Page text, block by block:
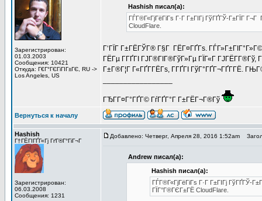
Зарегистрирован:
01.03.2003
Сообщения: 10421
Откуда: Г€Г°ГЄГіГІГ±ГЄ, RU ->
Los Angeles, US
Hashish писал(а):
ГЃГ®Г«ГјГёГіГѕ Г·Г Г±ГІГј ГўГҐГЎ-Г±ГЇГ
CloudFlare.
Г‘ГЇГ Г±ГЁГЎГ® Г§Г ГЁГ¤ГҐГѕ.
ГЁГµ Г­ГҐГІ ГЈГ®ГІГ®ГўГ»Гµ ГЇГ«Г
Г±Г®Г¦Г Г«ГҐГ­ГЁГѕ, Г­ГҐГІ ГўГ°ГҐГ¬ГҐГ­ГЁ.
ГЂГ­Г¤Г°ГҐГ© ГѓГҐГ°Г Г±ГЁГ¬Г®Гў
Вернуться к началу
Hashish
Г†ГЁГІГҐГ«Гј ГґГ®Г°ГіГ¬Г
Зарегистрирован:
06.03.2008
Сообщения: 1231
Добавлено: Четверг, Апреля 28, 2016 1:52am
Andrew писал(а):
Hashish писал(а):
ГЃГ®Г«ГјГёГіГѕ Г·Г Г±ГІГј ГўГҐГЎ-
ГЇГ°Г®ГЄГ±ГЁ CloudFlare.